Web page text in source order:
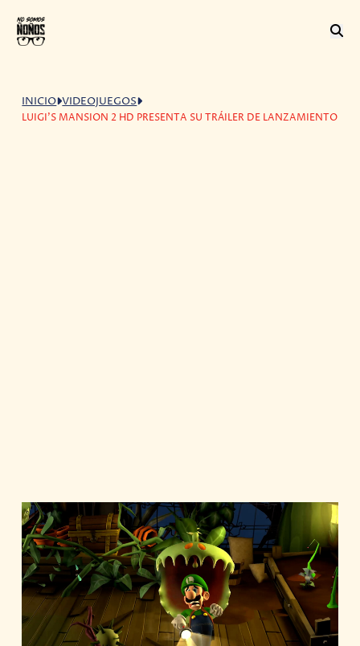
INICIO VIDEOJUEGOS
LUIGI'S MANSION 2 HD PRESENTA SU TRÁILER DE LANZAMIENTO